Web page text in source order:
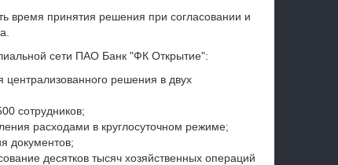
время принятия решения при согласовании и
сети ПАО Банк "ФК Открытие":
централизованного решения в двух
сотрудников;
расходами в круглосуточном режиме;
документов;
десятков тысяч хозяйственных операций